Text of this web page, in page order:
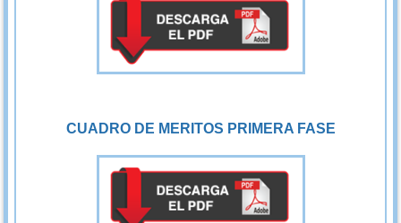
CUADRO DE MERITOS PRIMERA FASE